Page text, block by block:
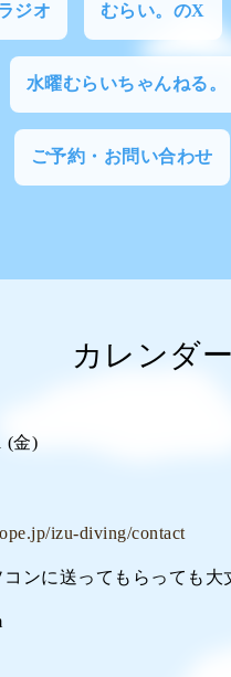
ジオ むらい。のX
水曜むらいちゃんねる。
ご予約・お問い合わせ
カレンダー
(金)
izu-diving/contact
ンに送ってもらっても大